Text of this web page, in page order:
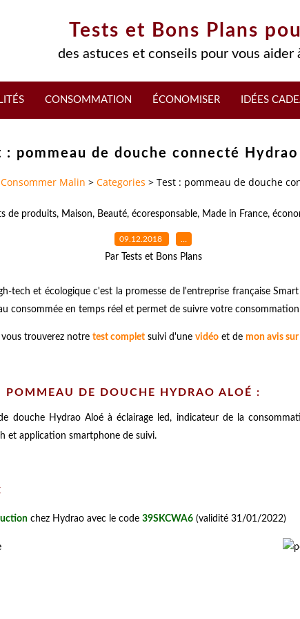
Tests et Bons Plans
des astuces et conseils pour vous
CONSOMMATION ÉCONOMISER IDÉES
: pommeau de douche connecté
Malin > Categories > Test : pommeau de douche
de produits, Maison, Beauté, écoresponsable, Made in France,
09.12.2018 …
Par Tests et Bons Plans
tech et écologique c'est la promesse de l'entreprise française
consommée en temps réel et permet de suivre votre
vous trouverez notre test complet suivi d'une vidéo et de mon avis
POMMEAU DE DOUCHE HYDRAO ALOÉ :
douche Hydrao Aloé à éclairage led, indicateur de la
et application smartphone de suivi.
chez Hydrao avec le code 39SKCWA6 (validité 31/01/2022)